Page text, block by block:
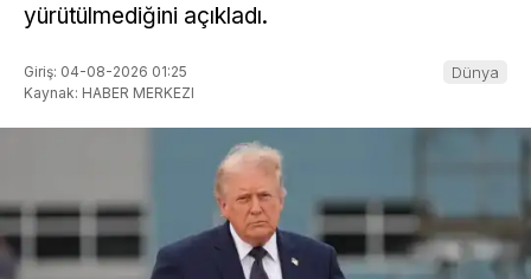
yürütülmediğini açıkladı.
Giriş: 04-08-2026 01:25
Kaynak: HABER MERKEZI
Dünya